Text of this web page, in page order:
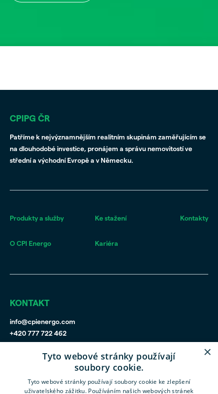
CPIPG ČR
Patříme k nejvýznamnějším realitním skupinám zaměřujícím se
na dlouhodobé investice, pronájem a správu nemovitostí ve
střední a východní Evropě a v Německu.
Produkty a služby
O CPI Energo
Ke stažení
Kariéra
Kontakty
KONTAKT
info@cpienergo.com
+420 777 722 462
CPIPG CPI Poland
×
Tyto webové stránky používají
soubory cookie.
Tyto webové stránky používají soubory cookie ke zlepšení
uživatelského zážitku. Používáním našich webových stránek